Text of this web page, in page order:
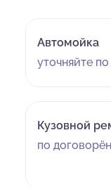
Автомойка
уточняйте
Кузовной
по